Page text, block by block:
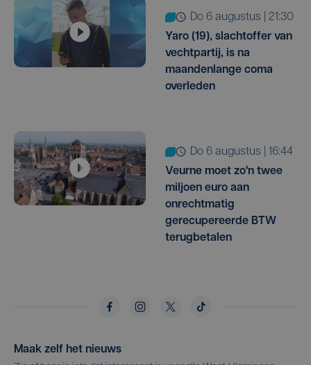
do 6 augustus | 21:30
Yaro (19), slachtoffer van
vechtpartij, is na
maandenlange coma
overleden
do 6 augustus | 16:44
Veurne moet zo'n twee
miljoen euro aan
onrechtmatig
gerecupereerde BTW
terugbetalen
Maak zelf het nieuws